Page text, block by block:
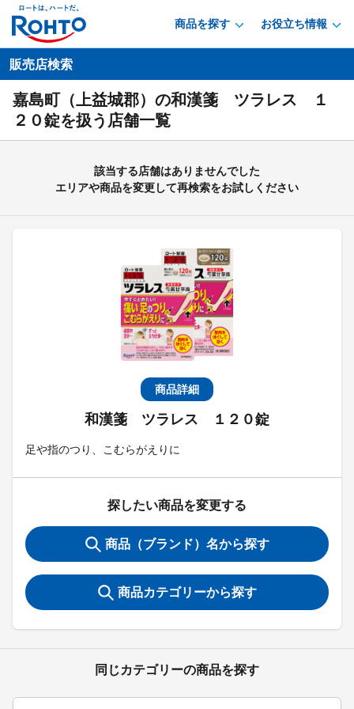
商品を探す お役立ち情報
販売店検索
嘉島町（上益城郡）の和漢箋 ツラレス １
２０錠を扱う店舗一覧
商品詳細
和漢箋 ツラレス １２０錠
足や指のつり、こむらがえりに
探したい商品を変更する
商品（ブランド）名から探す
商品カテゴリーから探す
同じカテゴリーの商品を探す
該当する店舗はありませんでした
エリアや商品を変更して再検索をお試しください